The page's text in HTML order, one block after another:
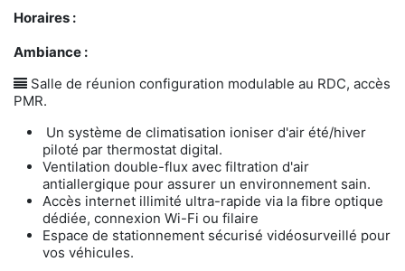
Horaires :
Ambiance :
Salle de réunion configuration modulable au RDC, accès
PMR.
Un système de climatisation ioniser d'air été/hiver
piloté par thermostat digital.
Ventilation double-flux avec filtration d'air
antiallergique pour assurer un environnement sain.
Accès internet illimité ultra-rapide via la fibre optique
dédiée, connexion Wi-Fi ou filaire
Espace de stationnement sécurisé vidéosurveillé pour
vos véhicules.